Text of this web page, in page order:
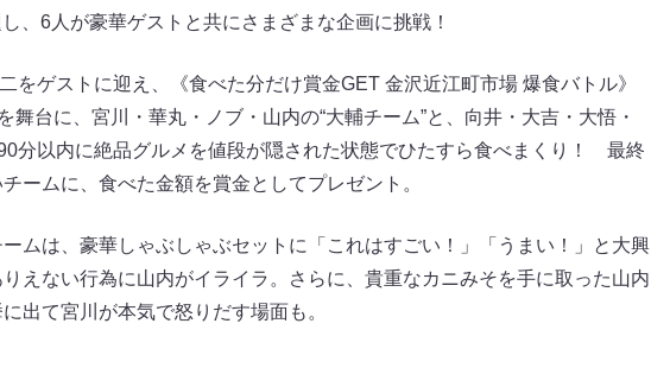
、6人が豪華ゲストと共にさまざまな企画に挑戦！
をゲストに迎え、《食べた分だけ賞金GET 金沢近江町市場 爆食バトル》
舞台に、宮川・華丸・ノブ・山内の“大輔チーム”と、向井・大吉・大悟・
分以内に絶品グルメを値段が隠された状態でひたすら食べまくり！ 最終
ームに、食べた金額を賞金としてプレゼント。
ムは、豪華しゃぶしゃぶセットに「これはすごい！」「うまい！」と大興
えない行為に山内がイライラ。さらに、貴重なカニみそを手に取った山内
出て宮川が本気で怒りだす場面も。